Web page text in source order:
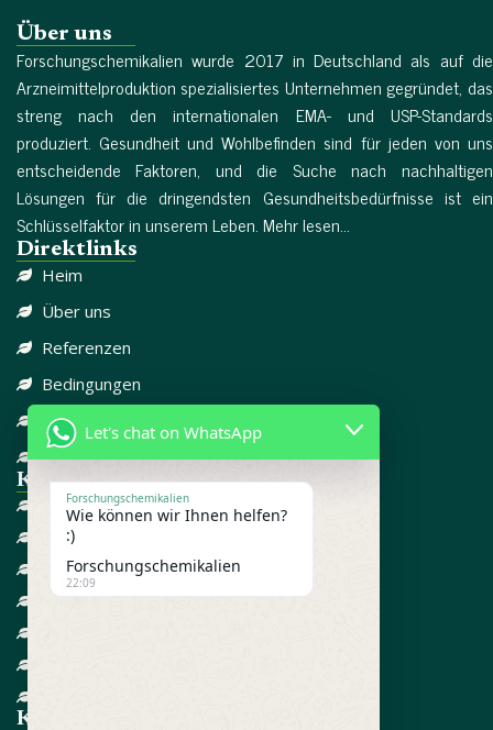
Über uns
Forschungschemikalien wurde 2017 in Deutschland als auf die
Arzneimittelproduktion spezialisiertes Unternehmen gegründet, das
streng nach den internationalen EMA- und USP-Standards
produziert. Gesundheit und Wohlbefinden sind für jeden von uns
entscheidende Faktoren, und die Suche nach nachhaltigen
Lösungen für die dringendsten Gesundheitsbedürfnisse ist ein
Schlüsselfaktor in unserem Leben. Mehr lesen...
Direktlinks
Heim
Über uns
Referenzen
Bedingungen
Datenschutzrichtlinie
Kontaktieren Sie uns
Kategorie-Links
DISSOZIATIV
SCHMERZMITTEL
CBD
FORSCHUNGSCHEMIKALIEN
Kontakt informationen
Let's chat on WhatsApp
Forschungschemikalien
Wie können wir Ihnen helfen?
:)
Forschungschemikalien
22:09